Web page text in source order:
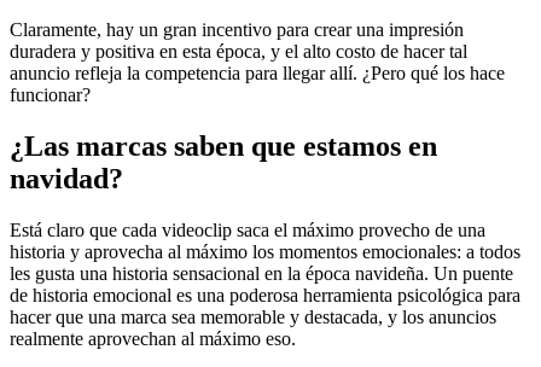
Claramente, hay un gran incentivo para crear una impresión
duradera y positiva en esta época, y el alto costo de hacer tal
anuncio refleja la competencia para llegar allí. ¿Pero qué los hace
funcionar?
¿Las marcas saben que estamos en
navidad?
Está claro que cada videoclip saca el máximo provecho de una
historia y aprovecha al máximo los momentos emocionales: a todos
les gusta una historia sensacional en la época navideña. Un puente
de historia emocional es una poderosa herramienta psicológica para
hacer que una marca sea memorable y destacada, y los anuncios
realmente aprovechan al máximo eso.